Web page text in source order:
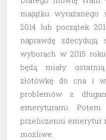
majątku wyrażanego
2014 lub początek
naprawdę
wyborach w 2015
będą miały
złotówkę do cna i
problemów z
emeryturami.
przeliczeniu emerytur
możliwe.